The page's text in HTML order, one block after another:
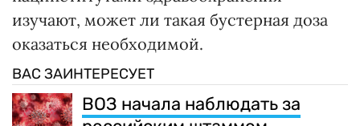
изучают, может ли такая бустерная доза
оказаться необходимой.
ВАС ЗАИНТЕРЕСУЕТ
ВОЗ начала наблюдать за